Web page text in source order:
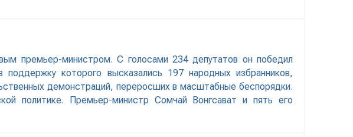
премьер-министром. С голосами 234 депутатов он победил
которого высказались 197 народных избранников,
демонстраций, переросших в масштабные беспорядки.
политике. Премьер-министр Сомчай Вонгсават и пять его